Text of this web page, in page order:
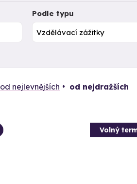
Podle typu
od nejlevnějších od nejdražších
Volný